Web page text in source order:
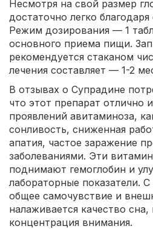
Несмотря на свой размер
достаточно легко
Режим дозирования — 1
основного приема пищи.
рекомендуется стаканом
лечения составляет — 1-2
В отзывах о Супрадине
что этот препарат отлично
проявлений авитаминоза,
сонливость, сниженная
апатия, частое заражение
заболеваниями. Эти
поднимают гемоглобин и
лабораторные показатели.
общее самочувствие и
налаживается качество
концентрация внимания.